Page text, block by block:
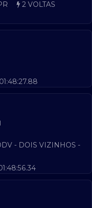
2 VOLTAS
01:48:27.88
- DOIS VIZINHOS -